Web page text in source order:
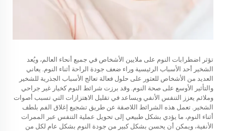
تؤثر اضطرابات النوم على ملايين الأشخاص في جميع أنحاء العالم، ويُعد
الشخير أحد الأسباب الرئيسية وراء ضعف جودة الراحة أثناء النوم. يعاني
العديد من الأشخاص للعثور على حلول فعالة تعالج الأسباب الجذرية للشخير
والتأثير الأوسع على صحة النوم. وقد برزت شرائط النوم كخيار غير جراحي
وملائم يعزز التنفس الأنفي ويساعد في تقليل الاهتزازات التي تسبب أصوات
الشخير. تعمل هذه الشرائط اللاصقة عن طريق تشجيع إغلاق الفم بلطف
أثناء النوم، ما يؤدي بشكل طبيعي إلى تحويل عملية التنفس عبر الممرات
الأنفية، ويمكن أن يحسن بشكل كبير من جودة النوم بشكل عام لكل من